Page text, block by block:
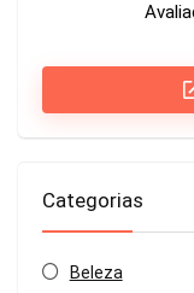
Categorias
Beleza